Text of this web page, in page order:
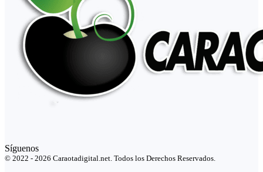
Síguenos
© 2022 - 2026 Caraotadigital.net. Todos los Derechos Reservados.